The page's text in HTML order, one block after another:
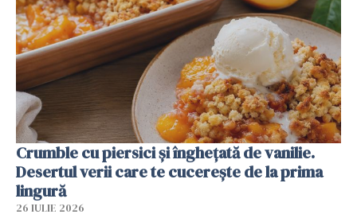
Crumble cu piersici și înghețată de vanilie.
Desertul verii care te cucerește de la prima
lingură
26 IULIE 2026